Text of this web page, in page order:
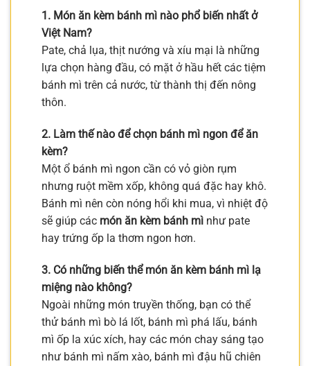
1. Món ăn kèm bánh mì nào phổ biến nhất ở
Việt Nam?
Pate, chả lụa, thịt nướng và xíu mại là những
lựa chọn hàng đầu, có mặt ở hầu hết các tiệm
bánh mì trên cả nước, từ thành thị đến nông
thôn.
2. Làm thế nào để chọn bánh mì ngon để ăn
kèm?
Một ổ bánh mì ngon cần có vỏ giòn rụm
nhưng ruột mềm xốp, không quá đặc hay khô.
Bánh mì nên còn nóng hổi khi mua, vì nhiệt độ
sẽ giúp các món ăn kèm bánh mì như pate
hay trứng ốp la thơm ngon hơn.
3. Có những biến thể món ăn kèm bánh mì lạ
miệng nào không?
Ngoài những món truyền thống, bạn có thể
thử bánh mì bò lá lốt, bánh mì phá lấu, bánh
mì ốp la xúc xích, hay các món chay sáng tạo
như bánh mì nấm xào, bánh mì đậu hũ chiên